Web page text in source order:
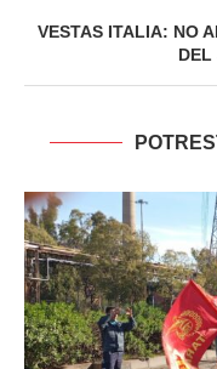
VESTAS ITALIA: NO
DEL